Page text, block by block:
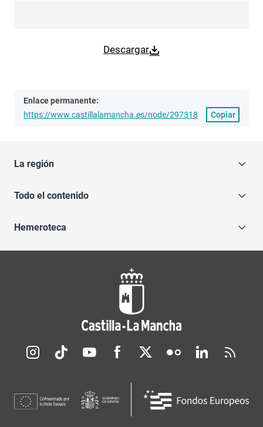
Descargar
Enlace permanente:
https://www.castillalamancha.es/node/297318
Copiar
La región
Todo el contenido
Hemeroteca
Redes sociales JCCM